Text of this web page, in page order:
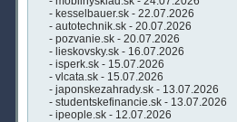
- kesselbauer.sk - 22.07.2026
- autotechnik.sk - 20.07.2026
- pozvanie.sk - 20.07.2026
- lieskovsky.sk - 16.07.2026
- isperk.sk - 15.07.2026
- vlcata.sk - 15.07.2026
- japonskezahrady.sk - 13.07.2026
- studentskefinancie.sk - 13.07.2026
- ipeople.sk - 12.07.2026